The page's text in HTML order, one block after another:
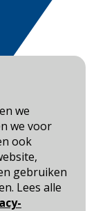
we
we voor
ook
gebruiken
Lees alle